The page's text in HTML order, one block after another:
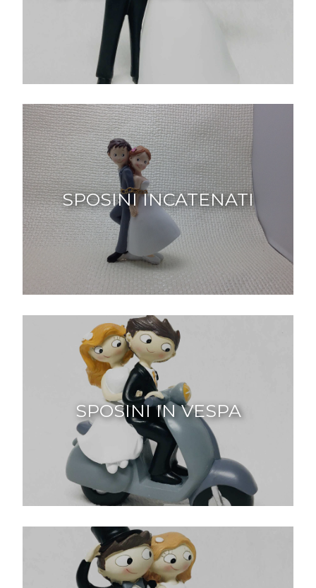
SPOSINI INCATENATI
SPOSINI IN VESPA